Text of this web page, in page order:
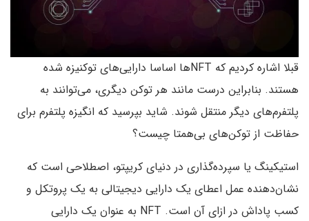
قبلا اشاره کردیم که NFTها اساسا دارایی‌های توکنیزه شده
هستند. بنابراین درست مانند هر توکن دیگری، می‌توانند به
پلتفرم‌های دیگر منتقل شوند. شاید بپرسید که انگیزه پلتفرم برای
حفاظت از توکن‌های بی‌همتا چیست؟
استیکینگ یا سپرده‌گذاری در دنیای کریپتو، اصطلاحی است که
نشان‌دهنده عمل اعطای یک دارایی دیجیتالی به یک پروتکل و
کسب پاداش در ازای آن است. NFT به عنوان یک دارایی